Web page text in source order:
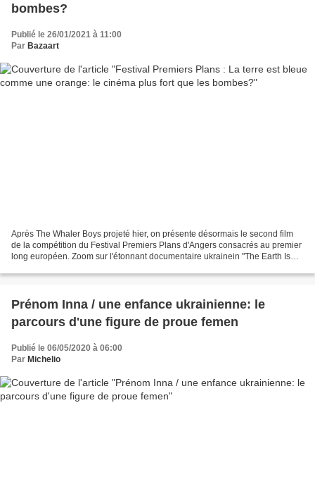
bombes?
Publié le 26/01/2021 à 11:00
Par Bazaart
Après The Whaler Boys projeté hier, on présente désormais le second film
de la compétition du Festival Premiers Plans d'Angers consacrés au premier
long européen. Zoom sur l'étonnant documentaire ukrainein "The Earth Is
Prénom Inna / une enfance ukrainienne: le
parcours d'une figure de proue femen
Publié le 06/05/2020 à 06:00
Par Michelio